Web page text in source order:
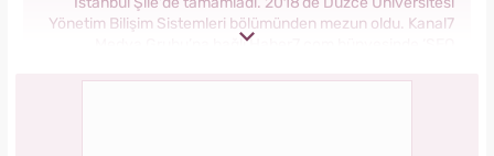
Yönetim Bilişim Sistemleri bölümünden mezun oldu. Kanal7
Medya Grubu’na bağlı Haber7.com bünyesinde ‘SEO